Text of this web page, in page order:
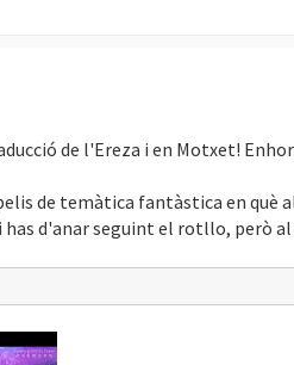
de l'Ereza i en Motxet!
de temàtica fantàstica en què
has d'anar seguint el rotllo, però